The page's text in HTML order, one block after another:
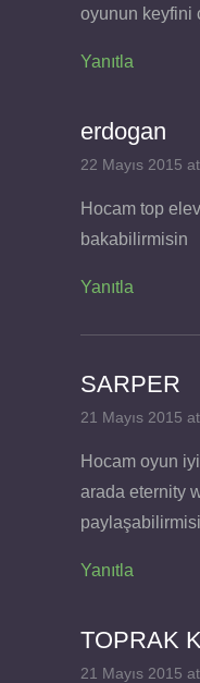
oyunun keyfini
Yanıtla
erdogan
22 Mayıs 2015
Hocam top
bakabilirmisin
Yanıtla
SARPER
21 Mayıs 2015
Hocam oyun
arada eternity
Yanıtla
TOPRAK
21 Mayıs 2015